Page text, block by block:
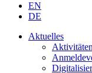
EN
DE
Aktuelles
Aktivitäten